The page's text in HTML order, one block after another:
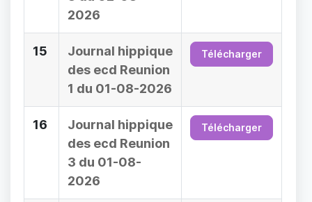
2026
15
Journal hippique
des ecd Reunion
1 du 01-08-2026
Télécharger
16
Journal hippique
des ecd Reunion
3 du 01-08-
2026
Télécharger